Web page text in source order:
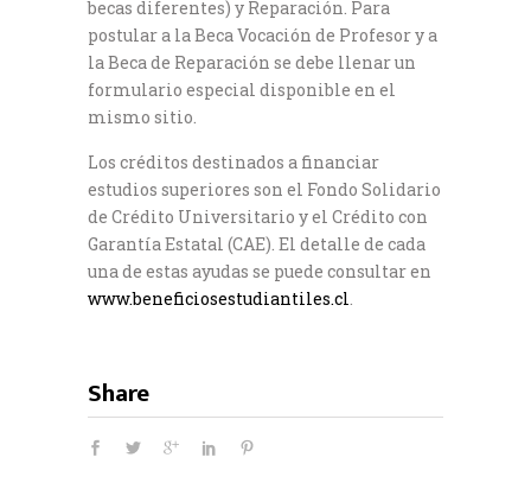
becas diferentes) y Reparación. Para
postular a la Beca Vocación de Profesor y a
la Beca de Reparación se debe llenar un
formulario especial disponible en el
mismo sitio.
Los créditos destinados a financiar
estudios superiores son el Fondo Solidario
de Crédito Universitario y el Crédito con
Garantía Estatal (CAE). El detalle de cada
una de estas ayudas se puede consultar en
www.beneficiosestudiantiles.cl.
Share